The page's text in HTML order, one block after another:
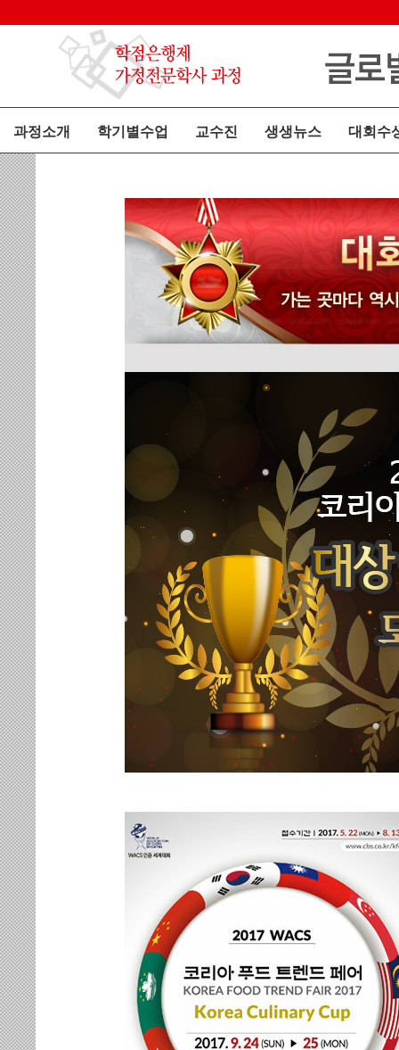
과정소개 학기별수업 교수진 생생뉴스 대회수